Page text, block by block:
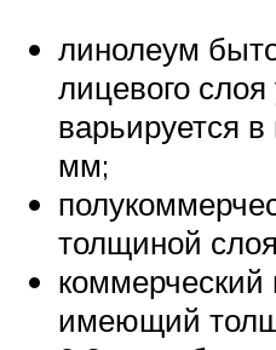
линолеум
лицевого слоя
варьируется
мм;
толщиной
коммерческий
имеющий